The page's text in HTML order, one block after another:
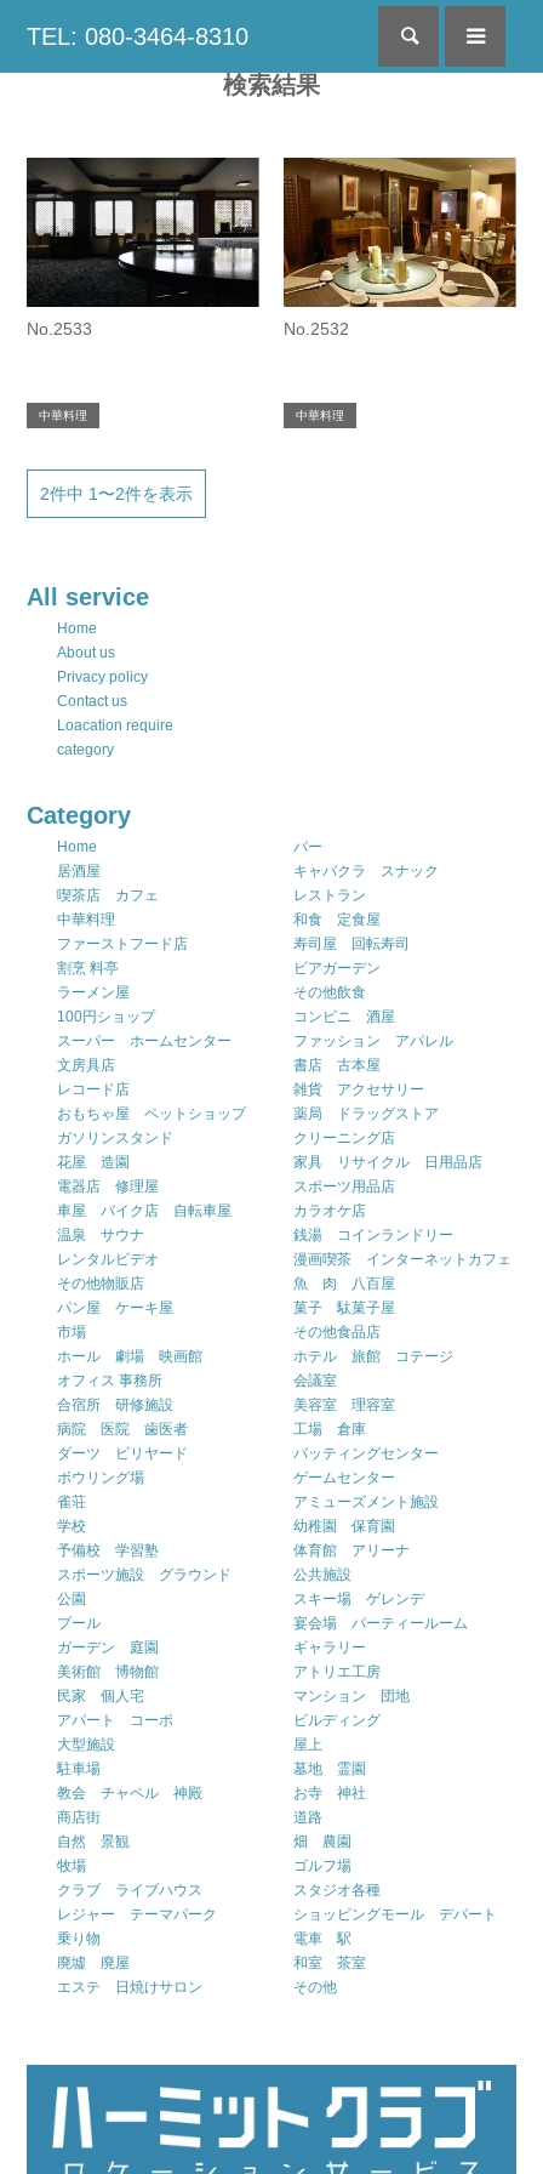
TEL: 080-3464-8310 検索
検索結果
No.2533
中華料理
No.2532
中華料理
2件中 1〜2件を表示
All service
Home
About us
Privacy policy
Contact us
Loacation require
category
Category
Home
バー
居酒屋
キャバクラ スナック
喫茶店 カフェ
レストラン
中華料理
和食 定食屋
ファーストフード店
寿司屋 回転寿司
割烹 料亭
ビアガーデン
ラーメン屋
その他飲食
100円ショップ
コンビニ 酒屋
スーパー ホームセンター
ファッション アパレル
文房具店
書店 古本屋
レコード店
雑貨 アクセサリー
おもちゃ屋 ペットショップ
薬局 ドラッグストア
ガソリンスタンド
クリーニング店
花屋 造園
家具 リサイクル 日用品店
電器店 修理屋
スポーツ用品店
車屋 バイク店 自転車屋
カラオケ店
温泉 サウナ
銭湯 コインランドリー
レンタルビデオ
漫画喫茶 インターネットカフェ
その他物販店
魚 肉 八百屋
パン屋 ケーキ屋
菓子 駄菓子屋
市場
その他食品店
ホール 劇場 映画館
ホテル 旅館 コテージ
オフィス 事務所
会議室
合宿所 研修施設
美容室 理容室
病院 医院 歯医者
工場 倉庫
ダーツ ビリヤード
バッティングセンター
ボウリング場
ゲームセンター
雀荘
アミューズメント施設
学校
幼稚園 保育園
予備校 学習塾
体育館 アリーナ
スポーツ施設 グラウンド
公共施設
公園
スキー場 ゲレンデ
プール
宴会場 パーティールーム
ガーデン 庭園
ギャラリー
美術館 博物館
アトリエ工房
民家 個人宅
マンション 団地
アパート コーポ
ビルディング
大型施設
屋上
駐車場
墓地 霊園
教会 チャペル 神殿
お寺 神社
商店街
道路
自然 景観
畑 農園
牧場
ゴルフ場
クラブ ライブハウス
スタジオ各種
レジャー テーマパーク
ショッピングモール デパート
乗り物
電車 駅
廃墟 廃屋
和室 茶室
エステ 日焼けサロン
その他